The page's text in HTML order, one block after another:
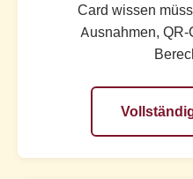
Card wissen
Ausnahmen,